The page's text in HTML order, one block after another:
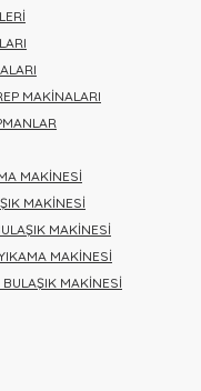
MAKİNALARI
MAKİNESİ
MAKİNESİ
MAKİNESİ
MAKİNESİ
MAKİNESİ